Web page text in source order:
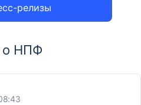
релизы
о НПФ